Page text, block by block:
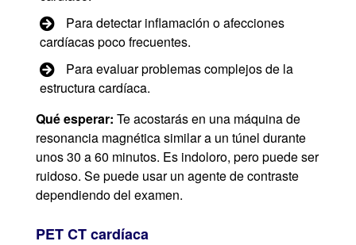
Para detectar inflamación o afecciones
cardíacas poco frecuentes.
Para evaluar problemas complejos de la
estructura cardíaca.
Qué esperar: Te acostarás en una máquina de
resonancia magnética similar a un túnel durante
unos 30 a 60 minutos. Es indoloro, pero puede ser
ruidoso. Se puede usar un agente de contraste
dependiendo del examen.
PET CT cardíaca